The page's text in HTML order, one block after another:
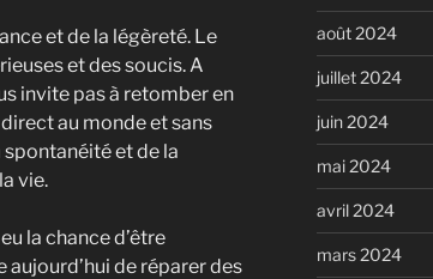
et de la légèreté. Le
et des soucis. A
invite pas à retomber en
au monde et sans
et de la
vie.
la chance d’être
aujourd’hui de réparer des
août 2024
juillet 2024
juin 2024
mai 2024
avril 2024
mars 2024